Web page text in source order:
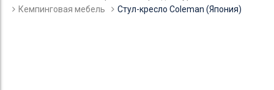
Кемпинговая мебель
Стул-кресло Coleman (Япония)